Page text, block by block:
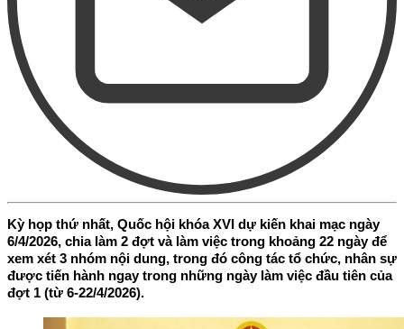
Kỳ họp thứ nhất, Quốc hội khóa XVI dự kiến khai mạc ngày
6/4/2026, chia làm 2 đợt và làm việc trong khoảng 22 ngày để
xem xét 3 nhóm nội dung, trong đó công tác tổ chức, nhân sự
được tiến hành ngay trong những ngày làm việc đầu tiên của
đợt 1 (từ 6-22/4/2026).